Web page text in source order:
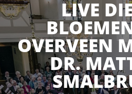
LIVE
OVERVEEN
DR.